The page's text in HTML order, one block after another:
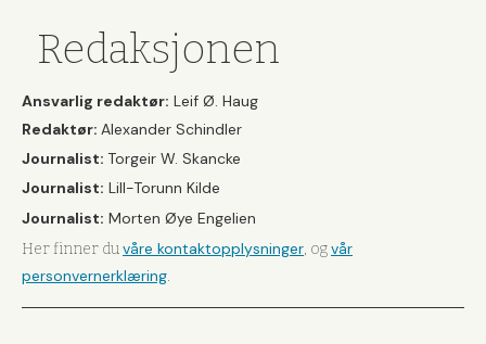
Redaksjonen
Ansvarlig redaktør: Leif Ø. Haug
Redaktør: Alexander Schindler
Journalist: Torgeir W. Skancke
Journalist: Lill-Torunn Kilde
Journalist: Morten Øye Engelien
Her finner duvåre kontaktopplysninger, ogvår
personvernerklæring.